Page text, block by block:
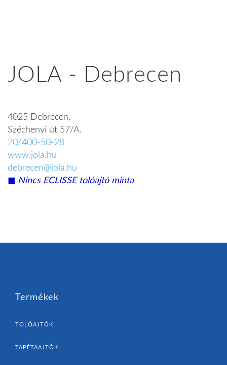
JOLA - Debrecen
4025 Debrecen,
Széchenyi út 57/A.
20/400-50-28
www.jola.hu
debrecen@jola.hu
◼︎ Nincs ECLISSE tolóajtó minta
Termékek
TOLÓAJTÓK
TAPÉTAAJTÓK